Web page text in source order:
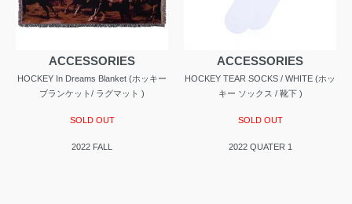
ACCESSORIES
HOCKEY In Dreams Blanket (ホッキー
ブランケット/ ラグマット )
SOLD OUT
2022 FALL
ACCESSORIES
HOCKEY TEAR SOCKS / WHITE (ホッ
キー ソックス / 靴下 )
SOLD OUT
2022 QUATER 1